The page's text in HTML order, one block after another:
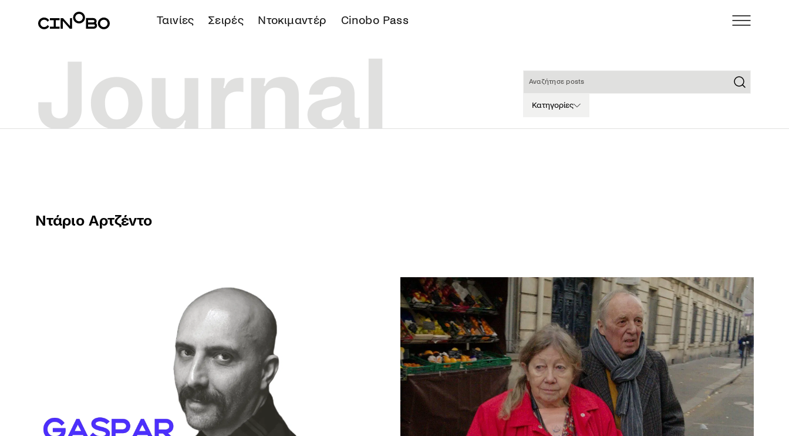
Ταινίες Σειρές Ντοκιμαντέρ Cinobo Pass
Κατηγορίες
Ντάριο Αρτζέντο